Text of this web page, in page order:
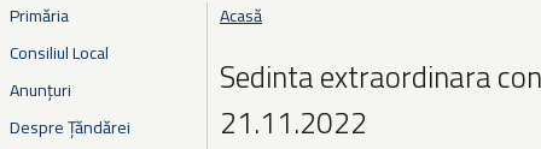
Primăria
Consiliul Local
Anunțuri
Despre Țăndărei
Eşti aici
Acasă
Sedinta extraordinara
21.11.2022